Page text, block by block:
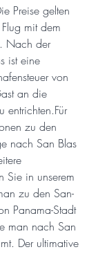
Preise gelten
mit dem
Nach der
ist eine
von
an die
entrichten.Für
zu den
nach San Blas
Sie in unserem
zu den San-
Panama-Stadt
man nach San
Der ultimative